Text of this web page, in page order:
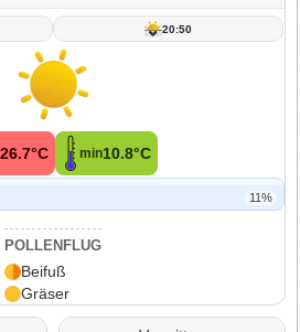
20:50
26.7°C min10.8°C
11%
POLLENFLUG
Beifuß
Gräser